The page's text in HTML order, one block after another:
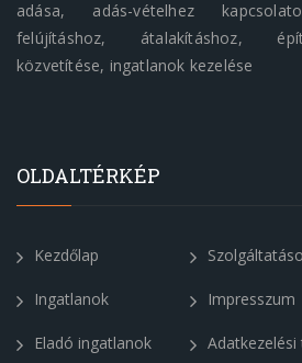
adása, adás-vételhez
felújításhoz, átalakításhoz,
közvetítése, ingatlanok kezelése
OLDALTÉRKÉP
Kezdőlap
Ingatlanok
Eladó ingatlanok
Impresszum